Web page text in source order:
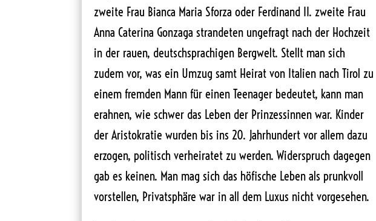
zweite Frau Bianca Maria Sforza oder Ferdinand II. zweite Frau
Anna Caterina Gonzaga strandeten ungefragt nach der Hochzeit
in der rauen, deutschsprachigen Bergwelt. Stellt man sich
zudem vor, was ein Umzug samt Heirat von Italien nach Tirol zu
einem fremden Mann für einen Teenager bedeutet, kann man
erahnen, wie schwer das Leben der Prinzessinnen war. Kinder
der Aristokratie wurden bis ins 20. Jahrhundert vor allem dazu
erzogen, politisch verheiratet zu werden. Widerspruch dagegen
gab es keinen. Man mag sich das höfische Leben als prunkvoll
vorstellen, Privatsphäre war in all dem Luxus nicht vorgesehen.